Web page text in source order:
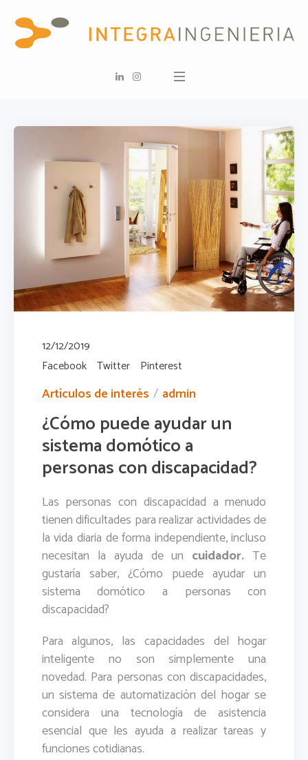
12/12/2019
Facebook Twitter Pinterest
Artículos de interés admin
¿Cómo puede ayudar un
sistema domótico a
personas con discapacidad?
Las personas con discapacidad a menudo
tienen dificultades para realizar actividades de
la vida diaria de forma independiente, incluso
necesitan la ayuda de un cuidador. Te
gustaría saber, ¿Cómo puede ayudar un
sistema domótico a personas con
discapacidad?
Para algunos, las capacidades del hogar
inteligente no son simplemente una
novedad. Para personas con discapacidades,
un sistema de automatización del hogar se
considera una tecnología de asistencia
esencial que les ayuda a realizar tareas y
funciones cotidianas.